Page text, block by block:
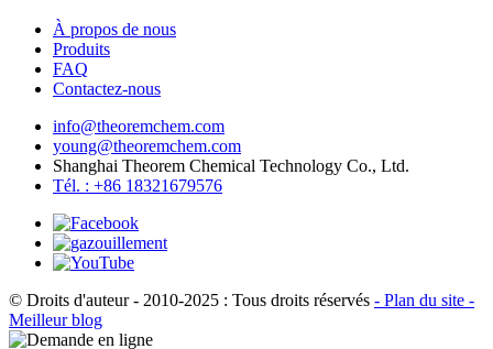
À propos de nous
Produits
FAQ
Contactez-nous
info@theoremchem.com
young@theoremchem.com
Shanghai Theorem Chemical Technology Co., Ltd.
Tél. : +86 18321679576
© Droits d'auteur - 2010-2025 : Tous droits réservés - Plan du site -
Meilleur blog